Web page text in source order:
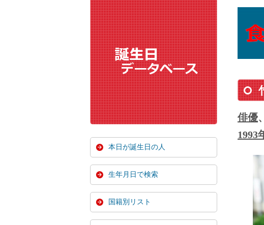
俳優、
1993
本日が誕生日の人
生年月日で検索
国籍別リスト